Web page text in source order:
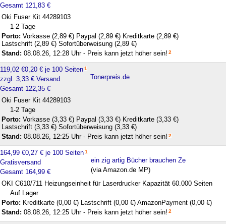
Gesamt 121,83 €
Oki Fuser Kit 44289103
1-2 Tage
Porto: Vorkasse (2,89 €) Paypal (2,89 €) Kreditkarte (2,89 €)
Lastschrift (2,89 €) Sofortüberweisung (2,89 €)
Stand: 08.08.26, 12:28 Uhr - Preis kann jetzt höher sein! 2
119,02 €0,20 € je 100 Seiten1
zzgl. 3,33 € Versand
Gesamt 122,35 €
Tonerpreis.de
Oki Fuser Kit 44289103
1-2 Tage
Porto: Vorkasse (3,33 €) Paypal (3,33 €) Kreditkarte (3,33 €)
Lastschrift (3,33 €) Sofortüberweisung (3,33 €)
Stand: 08.08.26, 12:25 Uhr - Preis kann jetzt höher sein! 2
164,99 €0,27 € je 100 Seiten1
Gratisversand
Gesamt 164,99 €
ein zig artig Bücher brauchen Ze
(via Amazon.de MP)
OKI C610/711 Heizungseinheit für Laserdrucker Kapazität 60.000 Seiten
Auf Lager
Porto: Kreditkarte (0,00 €) Lastschrift (0,00 €) AmazonPayment (0,00 €)
Stand: 08.08.26, 12:25 Uhr - Preis kann jetzt höher sein! 2